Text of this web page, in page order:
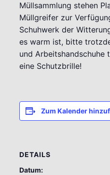
Müllsammlung stehen
Müllgreifer zur
Schuhwerk der
es warm ist, bitte
und Arbeitshandschuhe
eine Schutzbrille!
Zum Kalender
DETAILS
Datum: